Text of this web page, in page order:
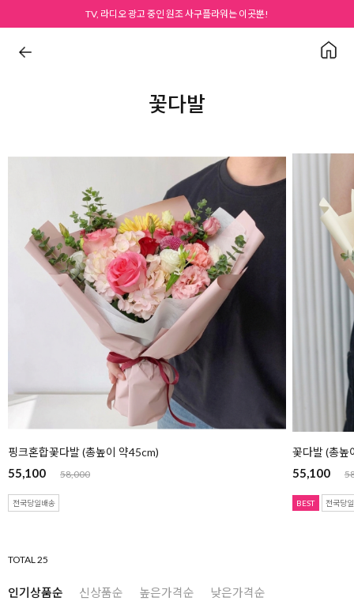
TV, 라디오 광고 중인 원조 사구플라워는 이곳뿐!
꽃다발
핑크혼합꽃다발 (총높이 약45cm)
55,100 58,000
전국당일배송
꽃다발 (총높
55,100
BEST 전국당
TOTAL 25
인기상품순 신상품순 높은가격순 낮은가격순